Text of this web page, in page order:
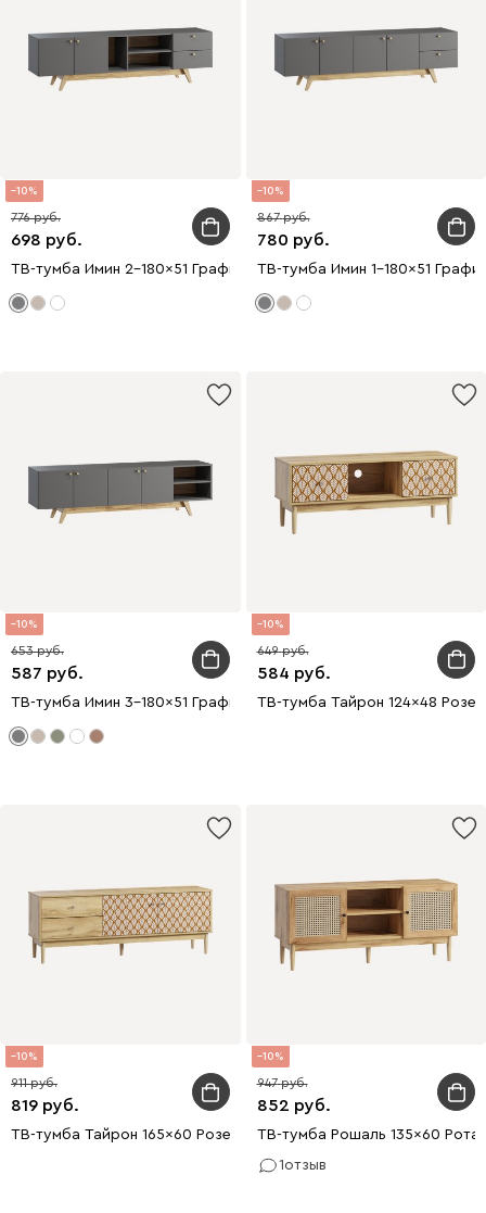
10
698
776
ТВ-тумба Имин 2-180x51 Графитовый
10
780
867
ТВ-тумба Имин 1-180x51
10
587
653
ТВ-тумба Имин 3-180x51 Графитовый
10
584
649
ТВ-тумба Тайрон 124x48
10
819
911
ТВ-тумба Тайрон 165x60 Розетта
10
852
947
ТВ-тумба Рошаль 135x60
1отзыв